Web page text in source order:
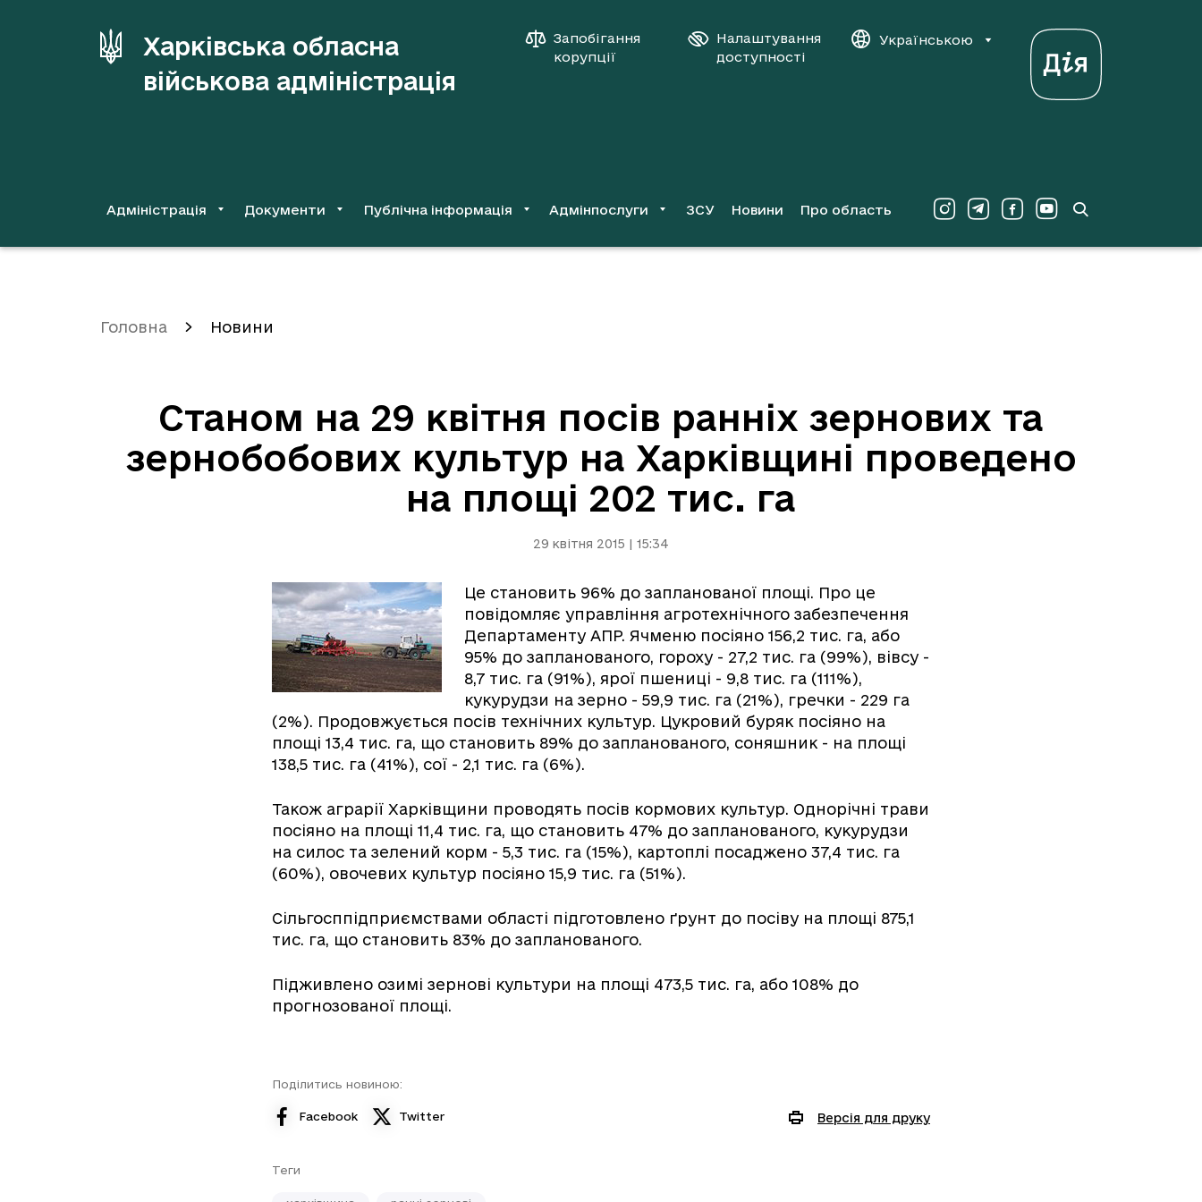
Харківська обласна
військова адміністрація
Запобігання
корупції
Налаштування
доступності
Українською
Адміністрація Документи Публічна інформація Адмінпослуги ЗСУ Новини Про область
Головна Новини
Станом на 29 квітня посів ранніх зернових та
зернобобових культур на Харківщині проведено
на площі 202 тис. га
29 квітня 2015 | 15:34
Це становить 96% до запланованої площі. Про це
повідомляє управління агротехнічного забезпечення
Департаменту АПР. Ячменю посіяно 156,2 тис. га, або
95% до запланованого, гороху - 27,2 тис. га (99%), вівсу -
8,7 тис. га (91%), ярої пшениці - 9,8 тис. га (111%),
кукурудзи на зерно - 59,9 тис. га (21%), гречки - 229 га
(2%). Продовжується посів технічних культур. Цукровий буряк посіяно на
площі 13,4 тис. га, що становить 89% до запланованого, соняшник - на площі
138,5 тис. га (41%), сої - 2,1 тис. га (6%).
Також аграрії Харківщини проводять посів кормових культур. Однорічні трави
посіяно на площі 11,4 тис. га, що становить 47% до запланованого, кукурудзи
на силос та зелений корм - 5,3 тис. га (15%), картоплі посаджено 37,4 тис. га
(60%), овочевих культур посіяно 15,9 тис. га (51%).
Сільгосппідприємствами області підготовлено ґрунт до посіву на площі 875,1
тис. га, що становить 83% до запланованого.
Підживлено озимі зернові культури на площі 473,5 тис. га, або 108% до
прогнозованої площі.
Поділитись новиною:
Facebook Twitter Версія для друку
Теги